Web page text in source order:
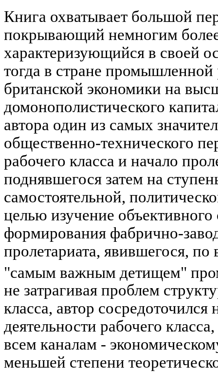
Книга охватывает большой
покрывающий немногим
характеризующийся в своей
тогда в стране
британской экономики на
домонополистического
автора один из самых
общественно-технического
рабочего класса и начало
поднявшегося затем на
самостоятельной,
целью изучение
формирования фабрично-
пролетариата, явившегося,
"самым важным детищем"
не затрагивая проблем
класса, автор сосредоточился
деятельности рабочего
всем каналам -
меньшей степени